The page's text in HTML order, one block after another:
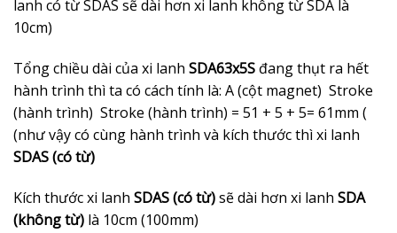
lanh có từ SDAS sẽ dài hơn xi lanh không từ SDA là
10cm)
Tổng chiều dài của xi lanh SDA63x5S đang thụt ra hết
hành trình thì ta có cách tính là: A (cột magnet) Stroke
(hành trình) Stroke (hành trình) = 51 + 5 + 5= 61mm (
(như vậy có cùng hành trình và kích thước thì xi lanh
SDAS (có từ)
Kích thước xi lanh SDAS (có từ)sẽ dài hơn xi lanh SDA
(không từ) là 10cm (100mm)